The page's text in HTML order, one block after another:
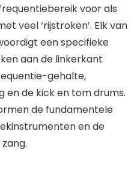
voor als
veel ‘rijstroken’. Elk van
een specifieke
aan de linkerkant
gehalte,
en de kick en tom drums.
de fundamentele
en de